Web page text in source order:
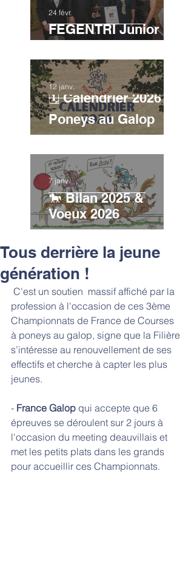
Belgique sacrée en
FEGENTRI Junior
2025
24 févr.
🗓️ Calendrier 2026 -
Poneys au Galop
12 janv.
🐎 Bilan 2025 &
Voeux 2026
7 janv.
Tous derrière la jeune
génération !
profession à l'occasion de ces 3ème
Championnats de France de Courses
à poneys au galop, signe que la Filière
s’intéresse au renouvellement de ses
effectifs et cherche à capter les plus
jeunes.
- France Galop qui accepte que 6
épreuves se déroulent sur 2 jours à
l'occasion du meeting deauvillais et
met les petits plats dans les grands
pour accueillir ces Championnats.